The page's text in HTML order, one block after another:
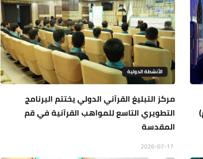
الأنشطة الدولية
مركز التبليغ القرآني الدولي يختتم البرنامج
التطويري التاسع للمواهب القرآنية في قم
المقدسة